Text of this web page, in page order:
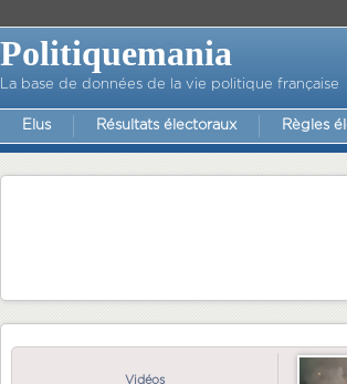
Politiquemania
La base de données de la vie politique française
Elus Résultats électoraux Règles
Vidéos